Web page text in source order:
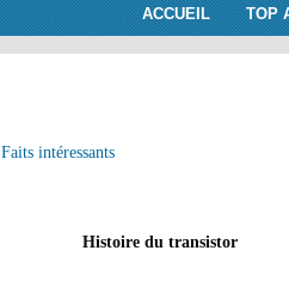
ACCUEIL TOP
Faits intéressants
Histoire du transistor